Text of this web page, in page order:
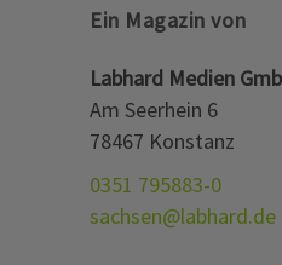
Ein Magazin von
Labhard Medien
Am Seerhein 6
78467 Konstanz
0351 795883-0
sachsen@labhard.de